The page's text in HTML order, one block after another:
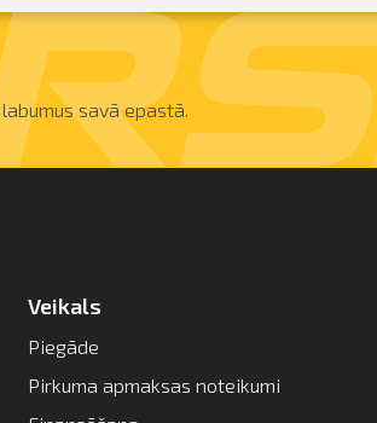
savā epastā.
Veikals
Piegāde
Pirkuma apmaksas noteikumi